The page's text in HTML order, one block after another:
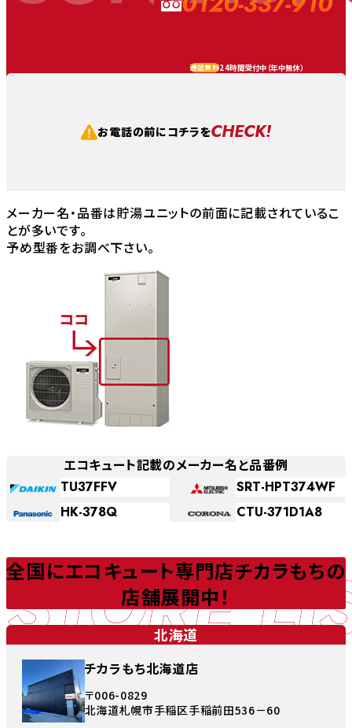
通話無料24時間受付中（年中無休）
お電話の前にコチラをCHECK!
メーカー名・品番は貯湯ユニットの前面に記載されているこ
とが多いです。
予め型番をお調べ下さい。
エコキュート記載のメーカー名と品番例
TU37FFV
SRT-HPT374WF
HK-378Q
CTU-371D1A8
STORE
全国にエコキュート専門店チカラもちの
店舗展開中！
北海道
チカラもち北海道店
〒006-0829
北海道札幌市手稲区手稲前田536－60